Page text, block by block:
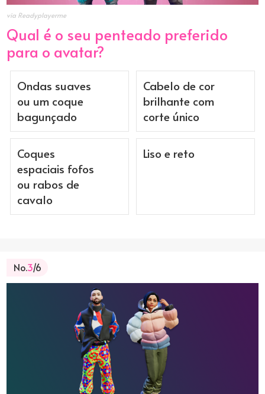
via Readyplayerme
Qual é o seu penteado preferido
para o avatar?
Ondas suaves
ou um coque
bagunçado
Cabelo de cor
brilhante com
corte único
Coques
espaciais fofos
ou rabos de
cavalo
Liso e reto
No.3/6